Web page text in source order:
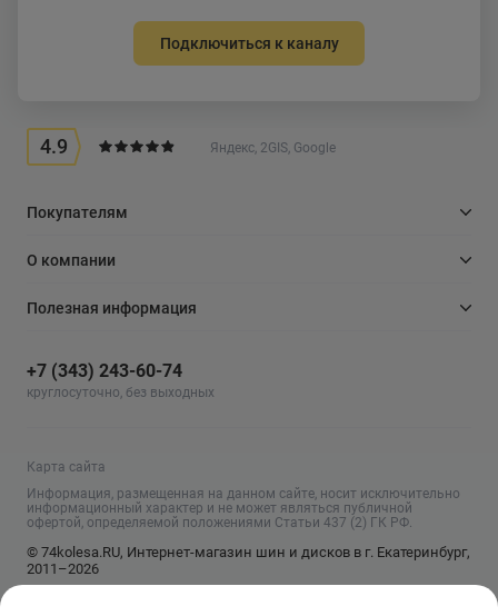
Подключиться к каналу
4.9 Яндекс, 2GIS, Google
Покупателям
О компании
Полезная информация
+7 (343) 243-60-74
круглосуточно, без выходных
Карта сайта
Информация, размещенная на данном сайте, носит исключительно
информационный характер и не может являться публичной
офертой, определяемой положениями Статьи 437 (2) ГК РФ.
© 74kolesa.RU, Интернет-магазин шин и дисков в г. Екатеринбург,
2011–2026